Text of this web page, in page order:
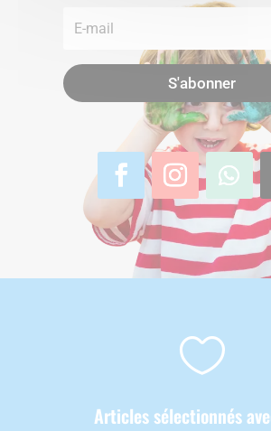
S'abonner

Articles sélectionnés